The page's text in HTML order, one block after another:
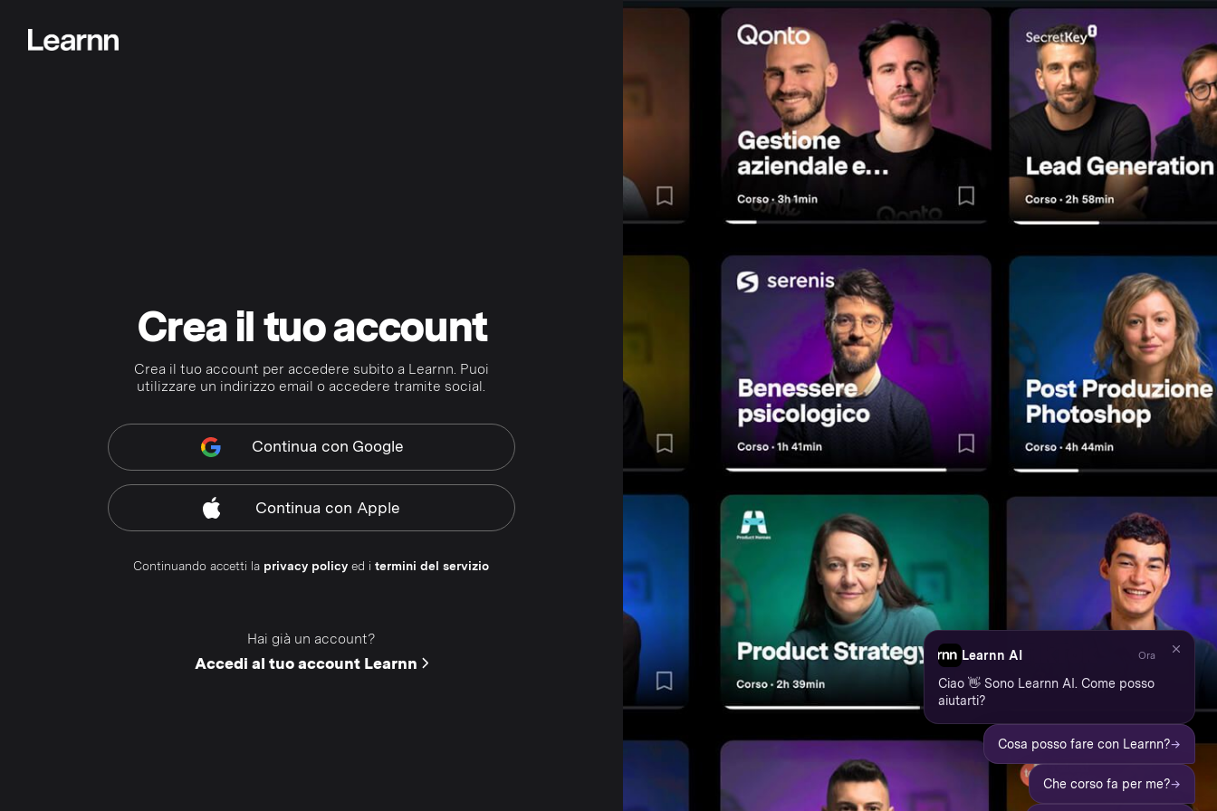
Crea il tuo account
Crea il tuo account per accedere subito a Learnn. Puoi
utilizzare un indirizzo email o accedere tramite social.
Continua con Google
Continua con Apple
Continuando accetti la privacy policyed i termini del servizio
Hai già un account?
Accedi al tuo account Learnn Learnn AI Ora
Ciao 👋 Sono Learnn AI. Come posso
aiutarti?
Cosa posso fare con Learnn?→
Che corso fa per me?→